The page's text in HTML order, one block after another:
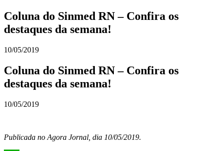
Coluna do Sinmed RN – Confira os
destaques da semana!
10/05/2019
Coluna do Sinmed RN – Confira os
destaques da semana!
10/05/2019
Publicada no Agora Jornal, dia 10/05/2019.